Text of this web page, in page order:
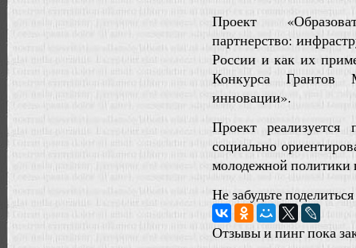
Проект
партнерство:
России и как их
Конкурса
инновации».
Проект
социально
молодежной политики
Не забудьте
Отзывы и пинг пока